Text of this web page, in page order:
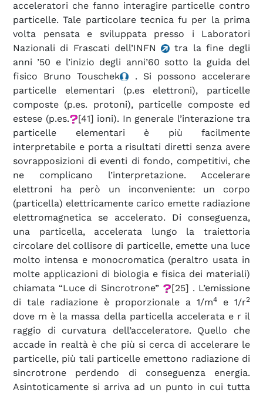
acceleratori che fanno interagire particelle contro
particelle. Tale particolare tecnica fu per la prima
volta pensata e sviluppata presso i Laboratori
Nazionali di Frascati dell’INFN
tra la fine degli
anni ’50 e l’inizio degli anni’60 sotto la guida del
fisico Bruno Touschek
. Si possono accelerare
particelle elementari (p.es elettroni), particelle
composte (p.es. protoni), particelle composte ed
estese (p.es.
[41] ioni). In generale l’interazione tra
particelle elementari è più facilmente
interpretabile e porta a risultati diretti senza avere
sovrapposizioni di eventi di fondo, competitivi, che
ne complicano l’interpretazione. Accelerare
elettroni ha però un inconveniente: un corpo
(particella) elettricamente carico emette radiazione
elettromagnetica se accelerato. Di conseguenza,
una particella, accelerata lungo la traiettoria
circolare del collisore di particelle, emette una luce
molto intensa e monocromatica (peraltro usata in
molte applicazioni di biologia e fisica dei materiali)
chiamata “Luce di Sincrotrone”
[25] . L’emissione
di tale radiazione è proporzionale a 1/m4 e 1/r2
dove m è la massa della particella accelerata e r il
raggio di curvatura dell’acceleratore. Quello che
accade in realtà è che più si cerca di accelerare le
particelle, più tali particelle emettono radiazione di
sincrotrone perdendo di conseguenza energia.
Asintoticamente si arriva ad un punto in cui tutta